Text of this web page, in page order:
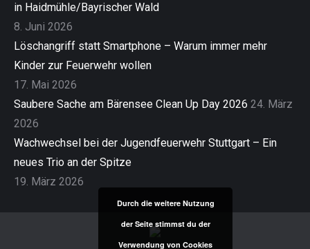
in Haidmühle/Bayrischer Wald
8. Juni 2026
Löschangriff statt Smartphone – Warum immer mehr
Kinder zur Feuerwehr wollen
17. Mai 2026
Saubere Sache am Bärensee Clean Up Day 2026 24. März
2026
Wachwechsel bei der Jugendfeuerwehr Stuttgart – Ein
neues Trio an der Spitze
19. März 2026
Durch die weitere Nutzung
der Seite stimmst du der
Verwendung von Cookies